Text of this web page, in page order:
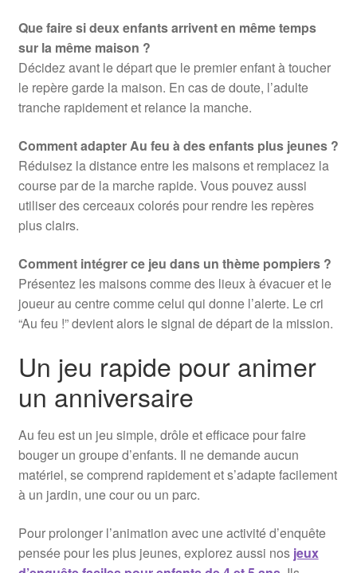
Que faire si deux enfants arrivent en même temps
sur la même maison ?
Décidez avant le départ que le premier enfant à toucher
le repère garde la maison. En cas de doute, l’adulte
tranche rapidement et relance la manche.
Comment adapter Au feu à des enfants plus jeunes ?
Réduisez la distance entre les maisons et remplacez la
course par de la marche rapide. Vous pouvez aussi
utiliser des cerceaux colorés pour rendre les repères
plus clairs.
Comment intégrer ce jeu dans un thème pompiers ?
Présentez les maisons comme des lieux à évacuer et le
joueur au centre comme celui qui donne l’alerte. Le cri
“Au feu !” devient alors le signal de départ de la mission.
Un jeu rapide pour animer
un anniversaire
Au feu est un jeu simple, drôle et efficace pour faire
bouger un groupe d’enfants. Il ne demande aucun
matériel, se comprend rapidement et s’adapte facilement
à un jardin, une cour ou un parc.
Pour prolonger l’animation avec une activité d’enquête
pensée pour les plus jeunes, explorez aussi nos jeux